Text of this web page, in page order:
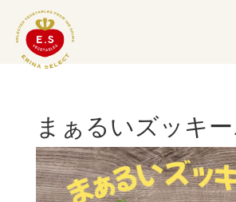
まぁるいズッキー